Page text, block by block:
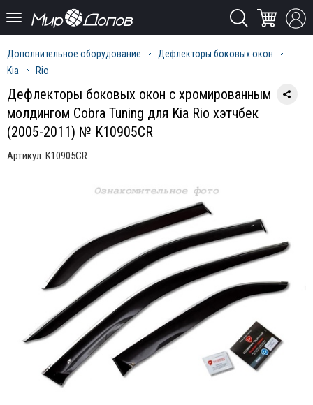
Дополнительное оборудование
Дефлекторы боковых окон
Kia
Rio
Дефлекторы боковых окон с хромированным
молдингом Cobra Tuning для Kia Rio хэтчбек
(2005-2011) № K10905CR
Артикул: K10905CR